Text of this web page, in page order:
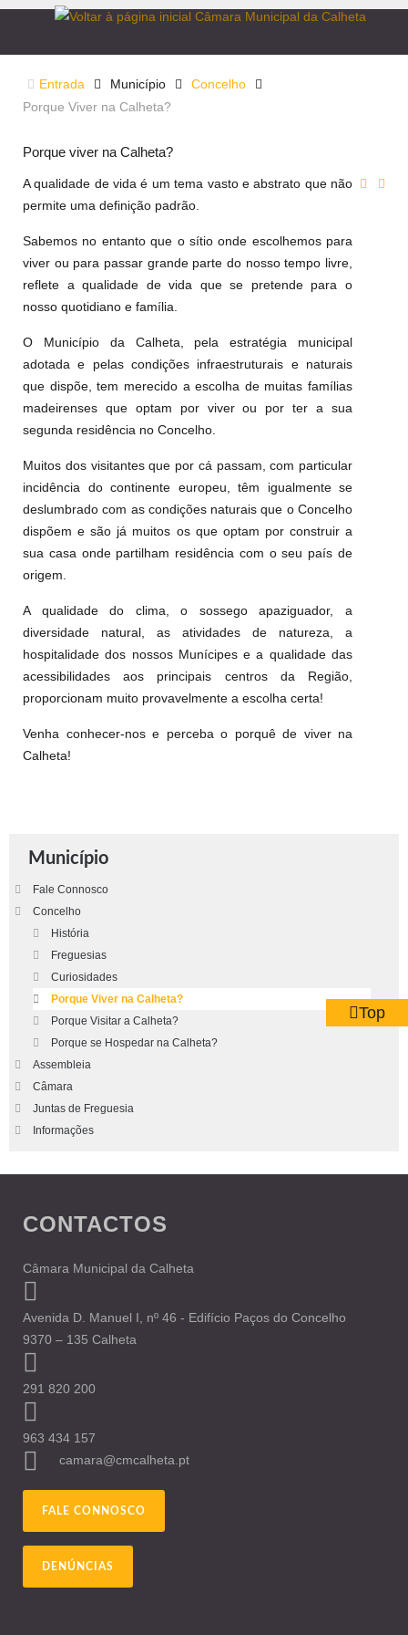
Entrada Município
Concelho
Porque Viver na Calheta?
Porque viver na Calheta?
A qualidade de vida é um tema vasto e abstrato que não
permite uma definição padrão.
Sabemos no entanto que o sítio onde escolhemos para
viver ou para passar grande parte do nosso tempo livre,
reflete a qualidade de vida que se pretende para o
nosso quotidiano e família.
O Município da Calheta, pela estratégia municipal
adotada e pelas condições infraestruturais e naturais
que dispõe, tem merecido a escolha de muitas famílias
madeirenses que optam por viver ou por ter a sua
segunda residência no Concelho.
Muitos dos visitantes que por cá passam, com particular
incidência do continente europeu, têm igualmente se
deslumbrado com as condições naturais que o Concelho
dispõem e são já muitos os que optam por construir a
sua casa onde partilham residência com o seu país de
origem.
A qualidade do clima, o sossego apaziguador, a
diversidade natural, as atividades de natureza, a
hospitalidade dos nossos Munícipes e a qualidade das
acessibilidades aos principais centros da Região,
proporcionam muito provavelmente a escolha certa!
Venha conhecer-nos e perceba o porquê de viver na
Calheta!
Município
Fale Connosco
Concelho
História
Freguesias
Curiosidades
Porque Viver na Calheta?
Porque Visitar a Calheta?
Porque se Hospedar na Calheta?
Assembleia
Câmara
Juntas de Freguesia
Informações
CONTACTOS
Câmara Municipal da Calheta
Avenida D. Manuel I, nº 46 - Edifício Paços do Concelho
9370 – 135 Calheta
291 820 200
963 434 157
camara@cmcalheta.pt
FALE CONNOSCO
DENÚNCIAS
Top